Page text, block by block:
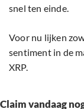
snel ten einde.
Voor nu lijken
sentiment in de
XRP.
Claim vandaag